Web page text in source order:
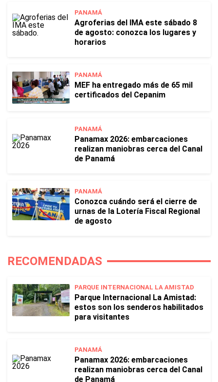
PANAMÁ
Agroferias del IMA este sábado 8
de agosto: conozca los lugares y
horarios
PANAMÁ
MEF ha entregado más de 65 mil
certificados del Cepanim
PANAMÁ
Panamax 2026: embarcaciones
realizan maniobras cerca del Canal
de Panamá
PANAMÁ
Conozca cuándo será el cierre de
urnas de la Lotería Fiscal Regional
de agosto
RECOMENDADAS
PARQUE INTERNACIONAL LA AMISTAD
Parque Internacional La Amistad:
estos son los senderos habilitados
para visitantes
PANAMÁ
Panamax 2026: embarcaciones
realizan maniobras cerca del Canal
de Panamá